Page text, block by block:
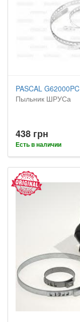
PASCAL G62000PC
Пыльник ШРУСа
438 грн
Есть в наличии